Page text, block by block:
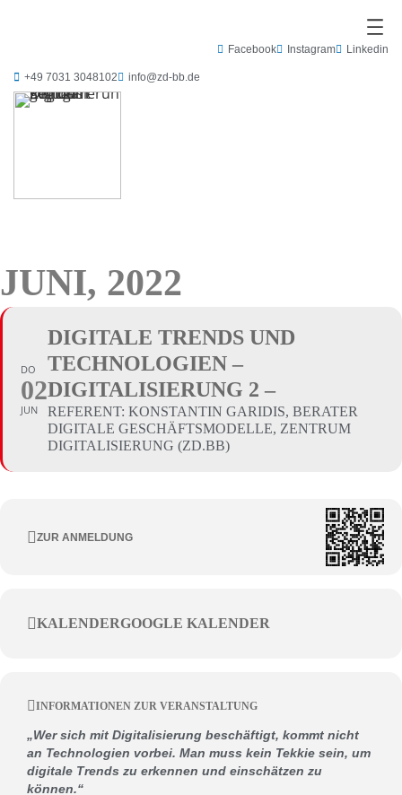
Facebook Instagram Linkedin
+49 7031 3048102 info@zd-bb.de
JUNI, 2022
DO
02
JUN
DIGITALE TRENDS UND
TECHNOLOGIEN –
DIGITALISIERUNG 2 –
REFERENT: KONSTANTIN GARIDIS, BERATER
DIGITALE GESCHÄFTSMODELLE, ZENTRUM
DIGITALISIERUNG (ZD.BB)
ZUR ANMELDUNG
KALENDERGOOGLE KALENDER
INFORMATIONEN ZUR VERANSTALTUNG
„Wer sich mit Digitalisierung beschäftigt, kommt nicht
an Technologien vorbei. Man muss kein Tekkie sein, um
digitale Trends zu erkennen und einschätzen zu
können.“